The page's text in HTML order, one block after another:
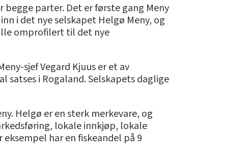
parter. Det er første gang Meny
i det nye selskapet Helgø Meny, og
omprofilert til det nye
sjef Vegard Kjuus er et av
i Rogaland. Selskapets daglige
Helgø er en sterk merkevare, og
lokale innkjøp, lokale
har en fiskeandel på 9